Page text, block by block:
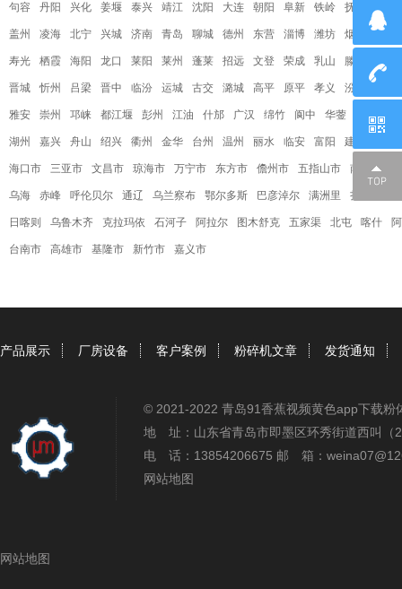
句容 丹阳 兴化 姜堰 泰兴 靖江 沈阳 大连 朝阳 阜新 铁岭 抚顺 本溪
盖州 凌海 北宁 兴城 济南 青岛 聊城 德州 东营 淄博 潍坊 烟台 威海
寿光 栖霞 海阳 龙口 莱阳 莱州 蓬莱 招远 文登 荣成 乳山 滕州 曲阜
晋城 忻州 吕梁 晋中 临汾 运城 古交 潞城 高平 原平 孝义 汾阳
雅安 崇州 邛崃 都江堰 彭州 江油 什邡 广汉 绵竹 阆中 华蓥 峨眉山
湖州 嘉兴 舟山 绍兴 衢州 金华 台州 温州 丽水 临安 富阳 建德
海口市 三亚市 文昌市 琼海市 万宁市 东方市 儋州市 五指山市 南宁 桂林
乌海 赤峰 呼伦贝尔 通辽 乌兰察布 鄂尔多斯 巴彦淖尔 满洲里 扎兰屯
日喀则 乌鲁木齐 克拉玛依 石河子 阿拉尔 图木舒克 五家渠 北屯 喀什
台南市 高雄市 基隆市 新竹市 嘉义市
产品展示 厂房设备 客户案例 粉碎机文章 发货通知
© 2021-2022 青岛91香蕉视频黄色app下载
地 址：山东省青岛市即墨区环秀街道西叫（
电 话：13854206675 邮 箱：
网站地图
网站地图